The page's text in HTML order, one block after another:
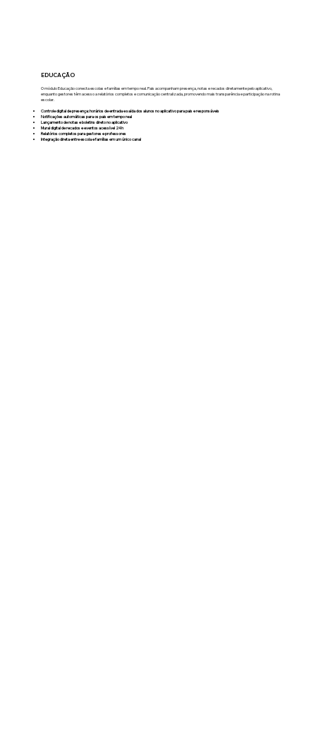
EDUCAÇÃO
O módulo Educação conecta escolas e famílias em tempo real. Pais acompanham presença, notas e recados diretamente pelo aplicativo,
enquanto gestores têm acesso a relatórios completos e comunicação centralizada, promovendo mais transparência e participação na rotina
escolar.
Controle digital de presença: horários de entrada e saída dos alunos no aplicativo para pais e responsáveis
Notificações automáticas para os pais em tempo real
Lançamento de notas e boletins direto no aplicativo
Mural digital de recados e eventos acessível 24h
Relatórios completos para gestores e professores
Integração direta entre escola e famílias em um único canal